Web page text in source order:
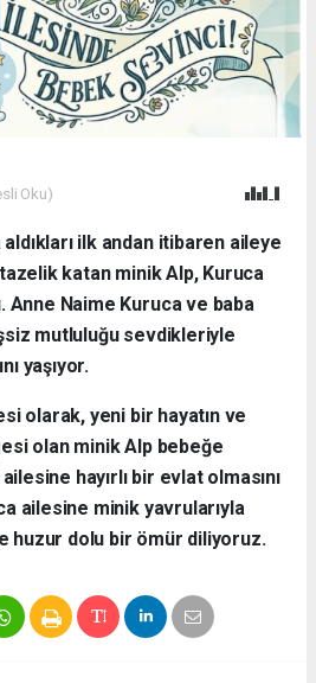
Oku)
aldıkları ilk andan itibaren aileye
katan minik Alp, Kuruca
Anne Naime Kuruca ve baba
mutluluğu sevdikleriyle
yaşıyor.
olarak, yeni bir hayatın ve
olan minik Alp bebeğe
hayırlı bir evlat olmasını
ailesine minik yavrularıyla
huzur dolu bir ömür diliyoruz.